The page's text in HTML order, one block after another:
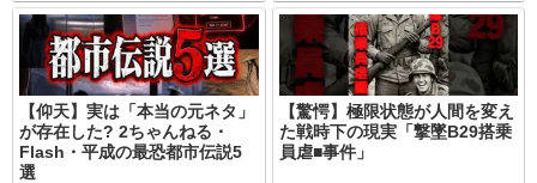
【仰天】実は「本当の元ネタ」
が存在した? 2ちゃんねる・
Flash・平成の最恐都市伝説5
選
【驚愕】極限状態が人間を変え
た戦時下の現実「撃墜B29搭乗
員虐■事件」